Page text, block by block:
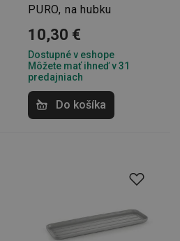
PURO, na hubku
10,30 €
Dostupné v eshope
Môžete mať ihneď v 31
predajniach
Do košíka